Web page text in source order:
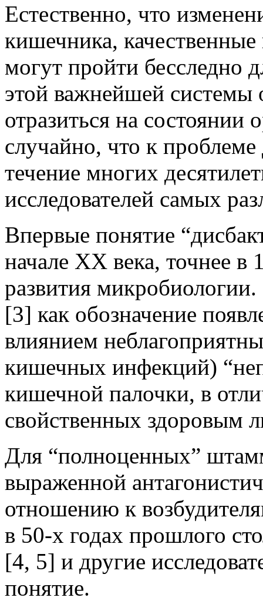
Естественно, что
кишечника,
могут пройти бесследно
этой важнейшей системы
отразиться на
случайно, что к
течение многих
исследователей самых
Впервые понятие
начале XX века, точнее в
развития
[3] как обозначение
влиянием
кишечных инфекций)
кишечной палочки, в
свойственных здоровым
Для “полноценных”
выраженной
отношению к
в 50-х годах прошлого
[4, 5] и другие
понятие.